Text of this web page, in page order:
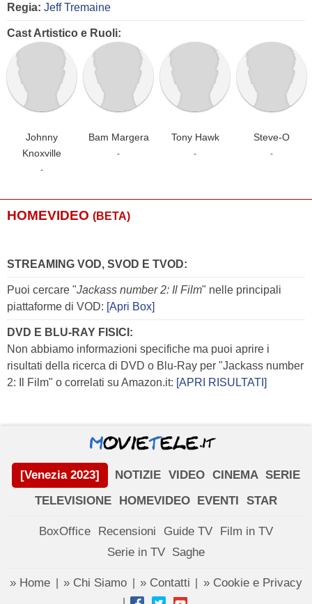
Regia: Jeff Tremaine
Cast Artistico e Ruoli:
Johnny
Knoxville
-
Bam Margera
-
Tony Hawk
-
Steve-O
-
HOMEVIDEO (BETA)
STREAMING VOD, SVOD E TVOD:
Puoi cercare "Jackass number 2: Il Film" nelle principali
piattaforme di VOD: [Apri Box]
DVD E BLU-RAY FISICI:
Non abbiamo informazioni specifiche ma puoi aprire i
risultati della ricerca di DVD o Blu-Ray per "Jackass number
2: Il Film" o correlati su Amazon.it: [APRI RISULTATI]
[Venezia 2023] NOTIZIE VIDEO CINEMA SERIE
TELEVISIONE
HOMEVIDEO EVENTI STAR
BoxOffice Recensioni Guide TV
Film in TV
Serie in TV Saghe
» Home » Chi Siamo » Contatti » Cookie e Privacy